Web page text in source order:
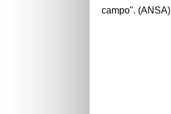
campo". (ANSA)